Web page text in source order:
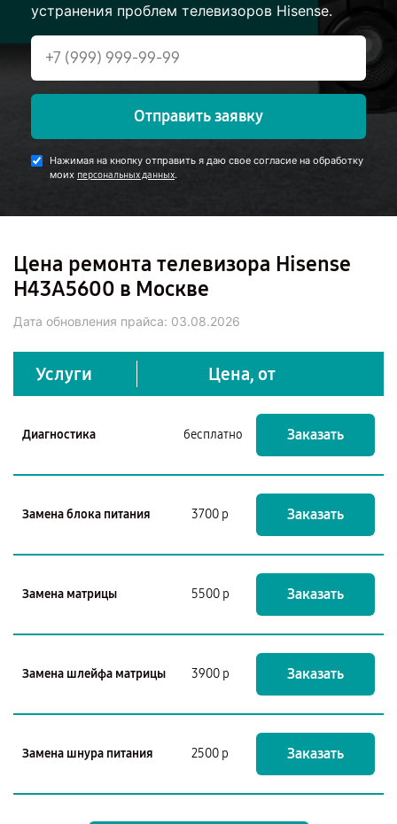
устранения проблем телевизоров Hisense.
Отправить заявку
Нажимая на кнопку отправить я даю свое согласие на обработку
моих персональных данных.
Цена ремонта телевизора Hisense
H43A5600 в Москве
Дата обновления прайса: 03.08.2026
Услуги Цена, от
Диагностика бесплатно Заказать
Замена блока питания 3700 р Заказать
Замена матрицы 5500 р Заказать
Замена шлейфа матрицы 3900 р Заказать
Замена шнура питания 2500 р Заказать